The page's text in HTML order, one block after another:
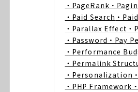
・PageRank ・
・Paid Search ・
・Parallax Effect
・Password ・Pay
・Performance
・Permalink
・Personalization
・PHP Framework